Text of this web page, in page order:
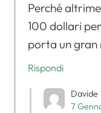
Perché
100 dollari
porta un
Rispondi
Davide
7